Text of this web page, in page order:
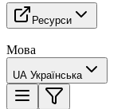
Ресурси
Мова
UA Українська